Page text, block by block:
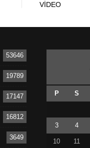
VİDEO
53646
19789
17147
16812
3649
P S
3 4
10 11